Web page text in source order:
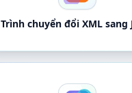
Trình chuyển đổi XML sang